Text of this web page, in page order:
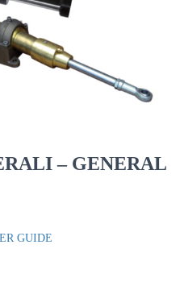
– GENERAL
GUIDE